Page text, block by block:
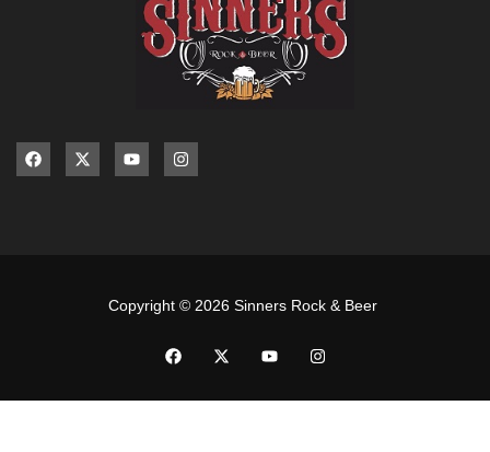
Copyright © 2026 Sinners Rock & Beer